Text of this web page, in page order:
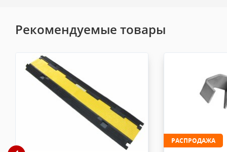
Гарантия не распространяется на: естественный износ,
Продавец не несет ответственности за ущерб от
На лампы и ламподержатели гарантия не
и эксплуатации. Обмен/возврат возможен в случае
сохранением товарного вида (не мятая упаковка,
На оборудование предоставляется гарантия
товара или Вы можете узнать у менеджеров). В
произведён возврат (по согласованию с
Рекомендуемые товары
РАСПРОДАЖА